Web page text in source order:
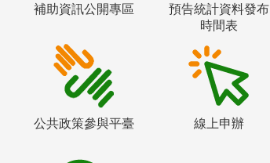
補助資訊公開專區
預告統計資料發布
時間表
公共政策參與平臺 線上申辦